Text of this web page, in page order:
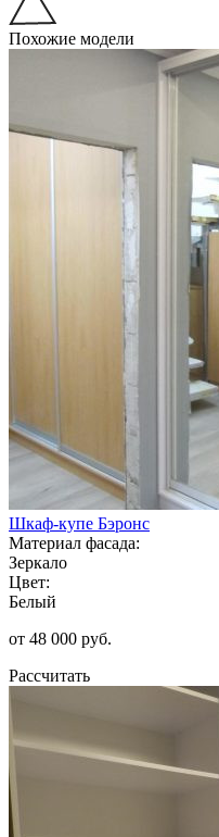
Похожие модели
Шкаф-купе Бэронс
Материал фасада:
Зеркало
Цвет:
Белый
от 48 000 руб.
Рассчитать